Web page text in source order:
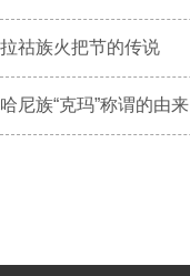
拉祜族火把节的传说
哈尼族“克玛”称谓的由来